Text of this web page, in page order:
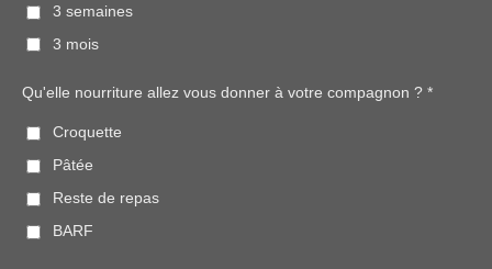
3 semaines
3 mois
Qu'elle nourriture allez vous donner à votre compagnon ? *
Croquette
Pâtée
Reste de repas
BARF